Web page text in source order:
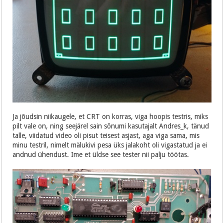
Ja jõudsin niikaugele, et CRT on korras, viga hoopis testris, miks
pilt vale on, ning seejärel sain sõnumi kasutajalt Andres_k, tänud
talle, viidatud video oli pisut teisest asjast, aga viga sama, mis
minu testril, nimelt mälukivi pesa üks jalakoht oli vigastatud ja ei
andnud ühendust. Ime et üldse see tester nii palju töötas.